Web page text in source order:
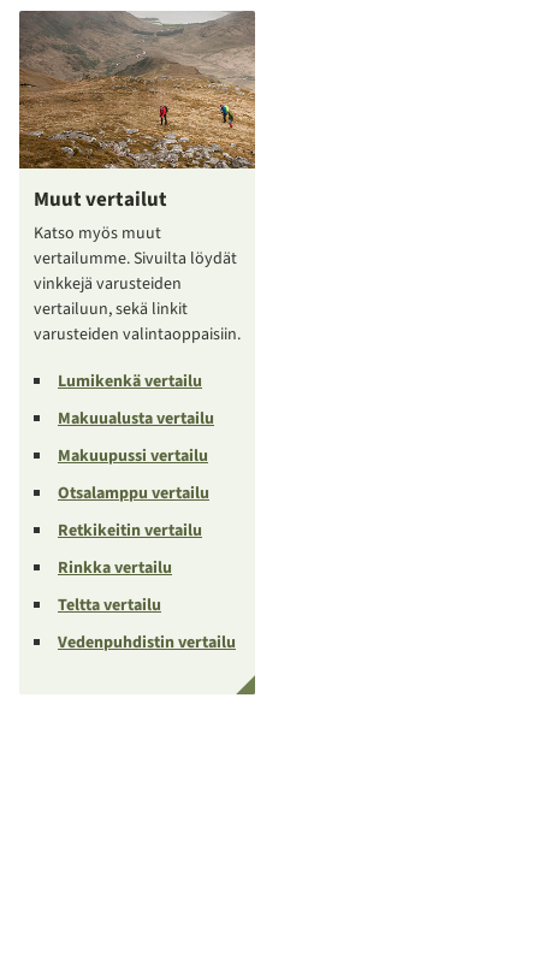
Muut vertailut
Katso myös muut
vertailumme. Sivuilta löydät
vinkkejä varusteiden
vertailuun, sekä linkit
varusteiden valintaoppaisiin.
Lumikenkä vertailu
Makuualusta vertailu
Makuupussi vertailu
Otsalamppu vertailu
Retkikeitin vertailu
Rinkka vertailu
Teltta vertailu
Vedenpuhdistin vertailu